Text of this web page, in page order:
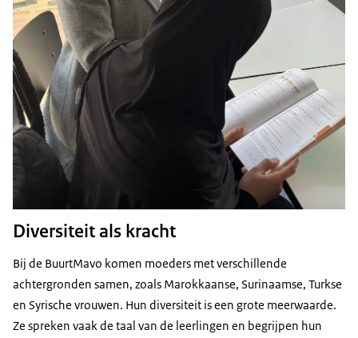
Diversiteit als kracht
Bij de BuurtMavo komen moeders met verschillende
achtergronden samen, zoals Marokkaanse, Surinaamse, Turkse
en Syrische vrouwen. Hun diversiteit is een grote meerwaarde.
Ze spreken vaak de taal van de leerlingen en begrijpen hun